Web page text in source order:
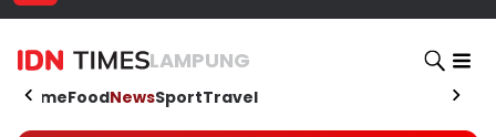
LAMPUNG
HomeFoodNewsSportTravel